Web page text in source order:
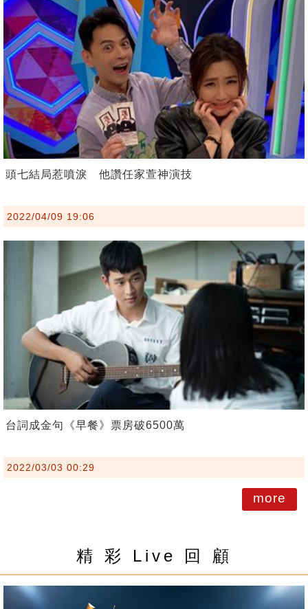
頭七結局惹噴淚 他讚任家萱神演技
2022/04/09 19:06
台詞成金句《早餐》票房破6500萬
2022/03/03 00:29
more
精 彩 Live 回 顧